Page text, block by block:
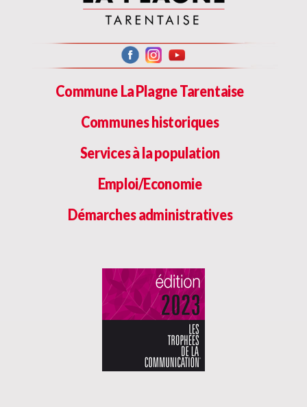
Commune La Plagne Tarentaise
Communes historiques
Services à la population
Emploi/Economie
Démarches administratives